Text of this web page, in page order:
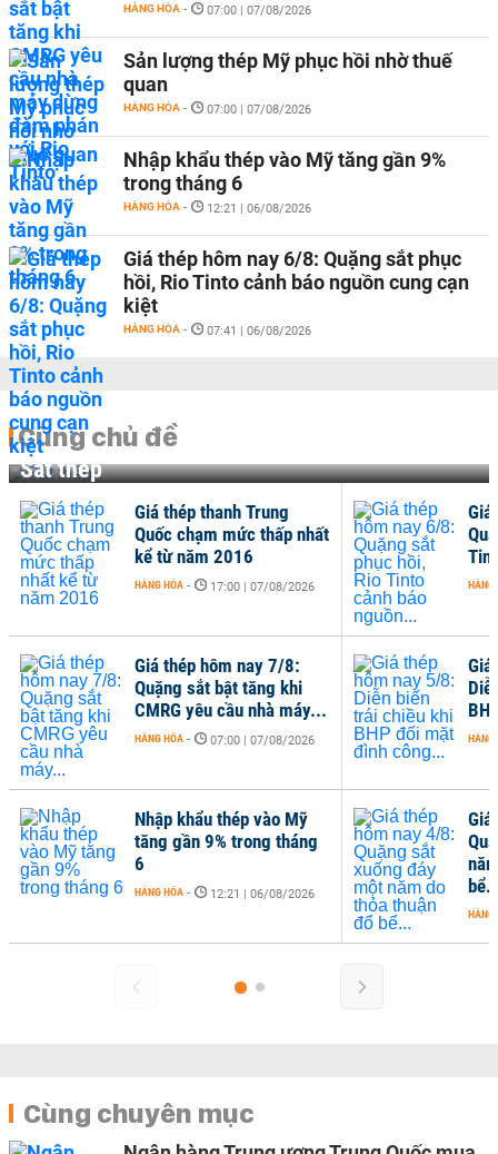
HÀNG HÓA - 07:00 | 07/08/2026
Sản lượng thép Mỹ phục hồi nhờ thuế
quan
HÀNG HÓA - 07:00 | 07/08/2026
Nhập khẩu thép vào Mỹ tăng gần 9%
trong tháng 6
HÀNG HÓA - 12:21 | 06/08/2026
Giá thép hôm nay 6/8: Quặng sắt phục
hồi, Rio Tinto cảnh báo nguồn cung cạn
kiệt
HÀNG HÓA - 07:41 | 06/08/2026
Cùng chủ đề
Sắt thép
Giá thép thanh Trung
Quốc chạm mức thấp nhất
kể từ năm 2016
HÀNG HÓA - 17:00 | 07/08/2026
Giá thép hôm nay 7/8:
Quặng sắt bật tăng khi
CMRG yêu cầu nhà máy...
HÀNG HÓA - 07:00 | 07/08/2026
Nhập khẩu thép vào Mỹ
tăng gần 9% trong tháng
6
HÀNG HÓA - 12:21 | 06/08/2026
HÀNG
HÀNG
HÀNG
Cùng chuyên mục